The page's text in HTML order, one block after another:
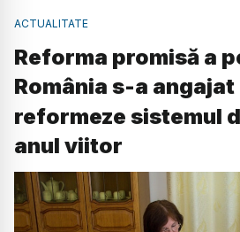
ACTUALITATE
Reforma promisă a
România s-a angajat
reformeze sistemul
anul viitor